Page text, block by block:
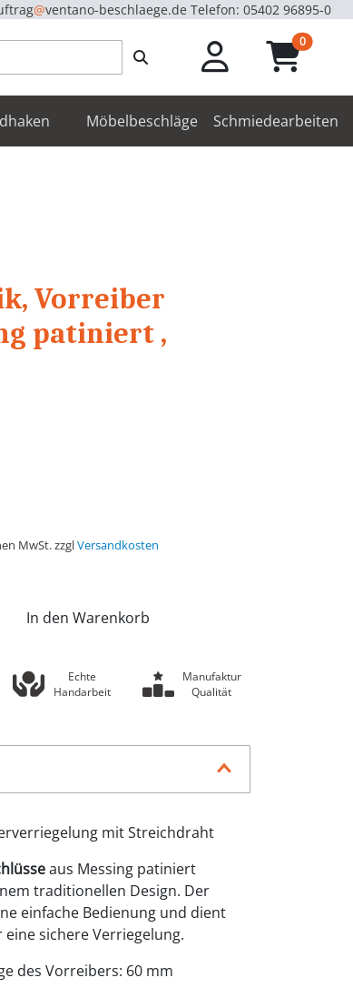
@ventano-beschlaege.de Telefon: 05402 96895-0
0unread
Möbelbeschläge Schmiedearbeiten
Vorreiber
patiniert ,
MwSt. zzglVersandkosten
In den Warenkorb
Echte
Handarbeit
Manufaktur
Qualität
mit Streichdraht
aus Messing patiniert
traditionellen Design. Der
einfache Bedienung und dient
sichere Verriegelung.
des Vorreibers: 60 mm